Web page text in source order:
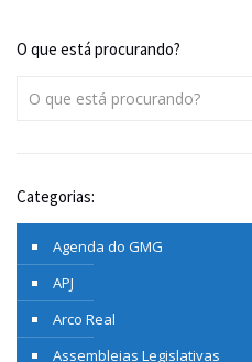
O que está procurando?
Categorias:
Agenda do GMG
APJ
Arco Real
Assembleias Legislativas